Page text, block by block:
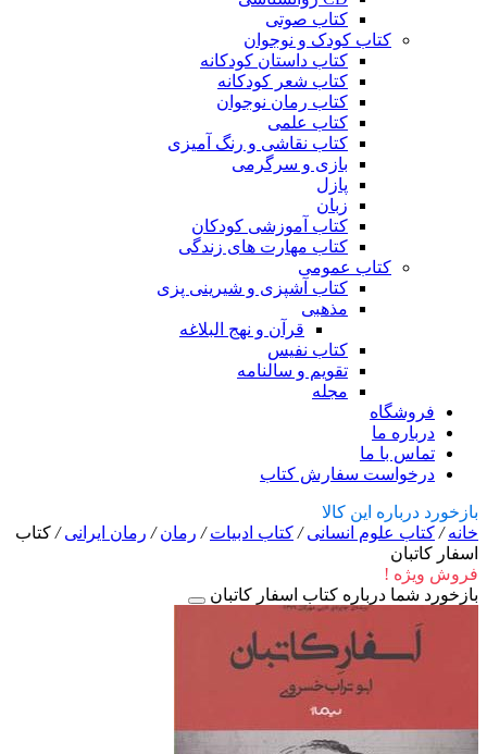
کتاب صوتی
کتاب کودک و نوجوان
کتاب داستان کودکانه
کتاب شعر کودکانه
کتاب رمان نوجوان
کتاب علمی
کتاب نقاشی و رنگ آمیزی
بازی و سرگرمی
پازل
زبان
کتاب آموزشی کودکان
کتاب مهارت های زندگی
کتاب عمومی
کتاب آشپزی و شیرینی پزی
مذهبی
قرآن و نهج البلاغه
کتاب نفیس
تقویم و سالنامه
مجله
فروشگاه
درباره ما
تماس با ما
درخواست سفارش کتاب
بازخورد درباره این کالا
خانه/ کتاب علوم انسانی/ کتاب ادبیات/ رمان/ رمان ایرانی/ کتاب
اسفار کاتبان
فروش ویژه !
بازخورد شما درباره کتاب اسفار کاتبان